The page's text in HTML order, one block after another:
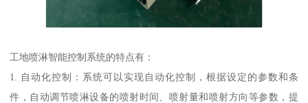
工地喷淋智能控制系统的特点有：
1. 自动化控制：系统可以实现自动化控制，根据设定的参数和条
件，自动调节喷淋设备的喷射时间、喷射量和喷射方向等参数，提